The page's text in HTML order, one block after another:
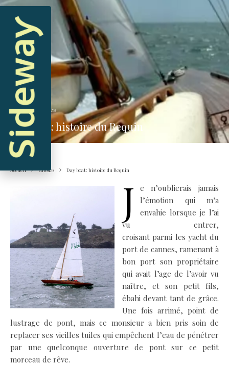
Hugo · Choses
Day boat: histoire du Requin
Accueil Choses Day boat: histoire du Requin
J
e n’oublierais jamais
l’émotion qui m’a
envahie lorsque je l’ai
vu entrer,
croisant parmi les yacht du
port de cannes, ramenant à
bon port son propriétaire
qui avait l’age de l’avoir vu
naître, et son petit fils,
ébahi devant tant de grâce.
Une fois arrimé, point de
lustrage de pont, mais ce monsieur a bien pris soin de
replacer ses vieilles tuiles qui empêchent l’eau de pénétrer
par une quelconque ouverture de pont sur ce petit
morceau de rêve.